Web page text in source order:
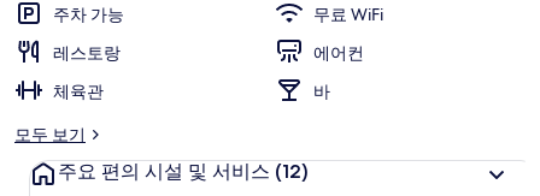
주차 가능
무료 WiFi
레스토랑
에어컨
체육관
바
모두 보기
주요 편의 시설 및 서비스 (12)